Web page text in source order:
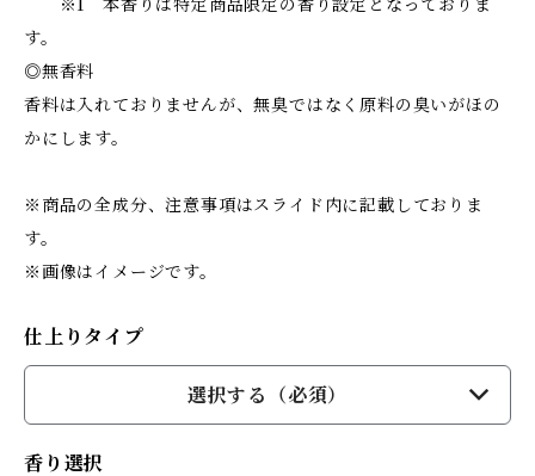
※1 本香りは特定商品限定の香り設定となっておりま
す。
◎無香料
香料は入れておりませんが、無臭ではなく原料の臭いがほの
かにします。
※商品の全成分、注意事項はスライド内に記載しておりま
す。
※画像はイメージです。
仕上りタイプ
選択する（必須）
香り選択